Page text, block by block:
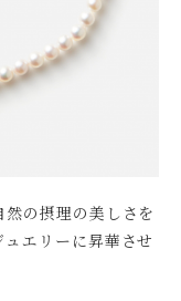
の摂理の美しさを
エリーに昇華させ